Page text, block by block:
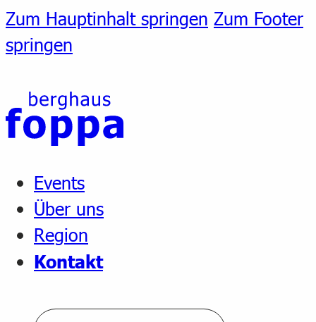
Zum Hauptinhalt springen Zum Footer
springen
Events
Über uns
Region
Kontakt